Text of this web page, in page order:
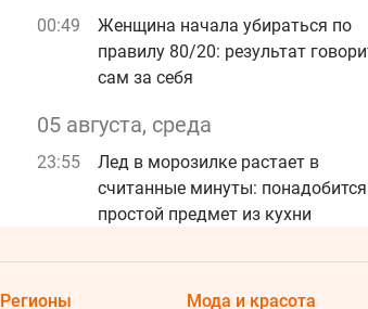
00:49
Женщина начала убираться по
правилу 80/20: результат
сам за себя
05 августа, среда
23:55
Лед в морозилке растает в
считанные минуты: понадобится
простой предмет из кухни
23:28
Популярная крупа может побить
Регионы Мода и красота